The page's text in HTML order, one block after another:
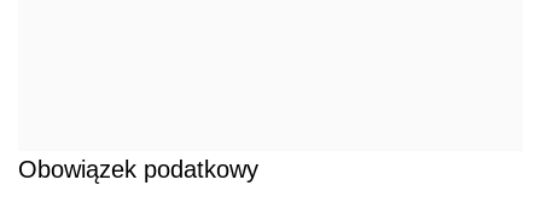
Obowiązek podatkowy